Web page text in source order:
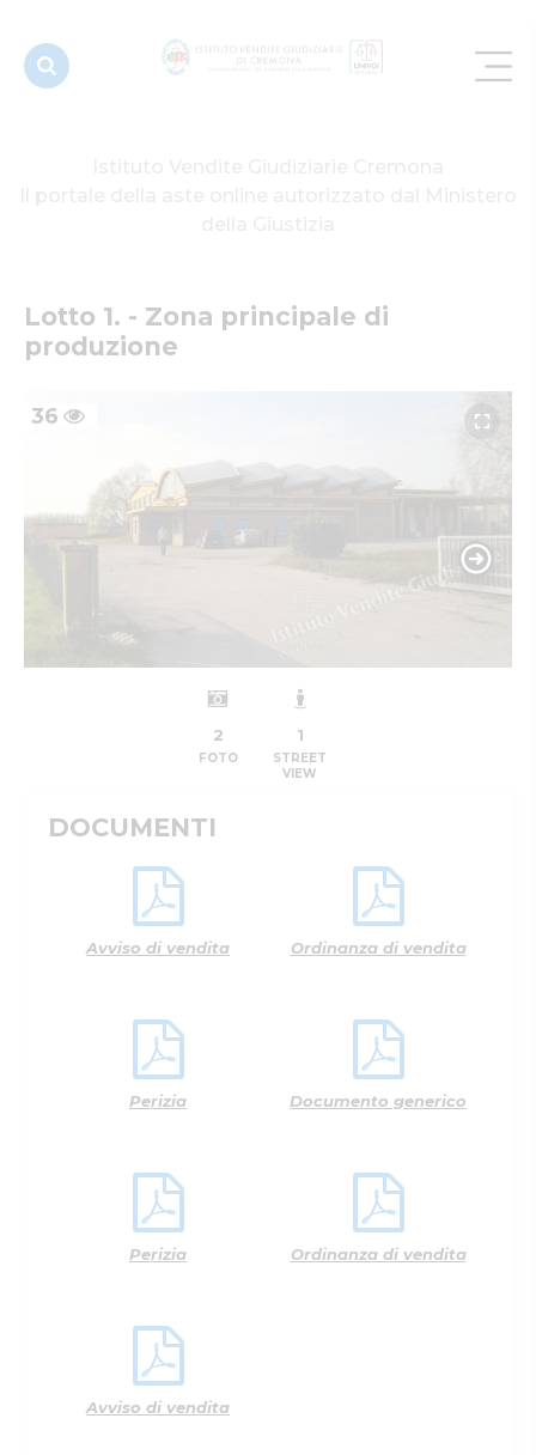
Lotto 1. - Zona principale di
produzione
36
2
FOTO
1
STREET
VIEW
DOCUMENTI
Avviso di vendita Ordinanza di vendita
Perizia Documento generico
Perizia Ordinanza di vendita
Avviso di vendita